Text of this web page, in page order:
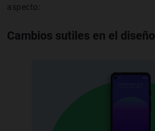
aspecto:
Cambios sutiles en el diseño